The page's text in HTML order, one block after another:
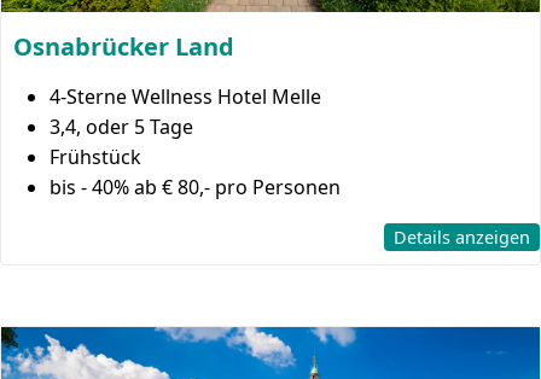
Osnabrücker Land
4-Sterne Wellness Hotel Melle
3,4, oder 5 Tage
Frühstück
bis - 40%ab € 80,- pro Personen
Details anzeigen